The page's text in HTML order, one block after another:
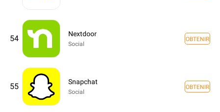
54
Nextdoor
Social
OBTENIR
55
Snapchat
Social
OBTENIR